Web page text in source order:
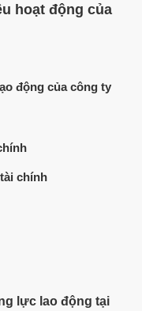
hoạt động của
động của công ty
chính
lực lao động tại